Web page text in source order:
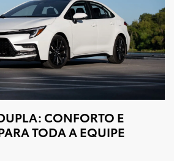
CONFORTO E
TODA A EQUIPE